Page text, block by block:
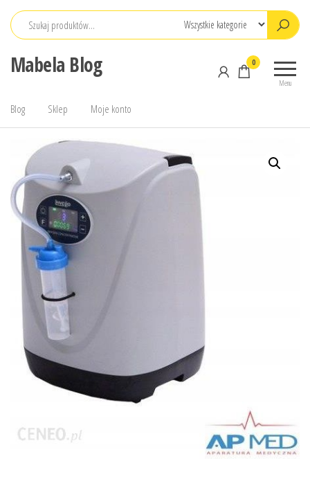
Przejdź
Mabela Blog
Menu
0
Blog Sklep Moje konto